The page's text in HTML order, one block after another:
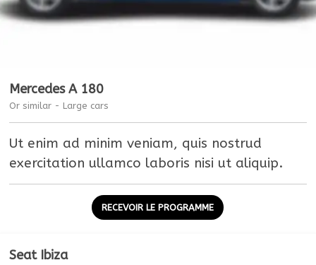
Mercedes A 180
Or similar - Large cars
Ut enim ad minim veniam, quis nostrud
exercitation ullamco laboris nisi ut aliquip.
RECEVOIR LE PROGRAMME
Seat Ibiza